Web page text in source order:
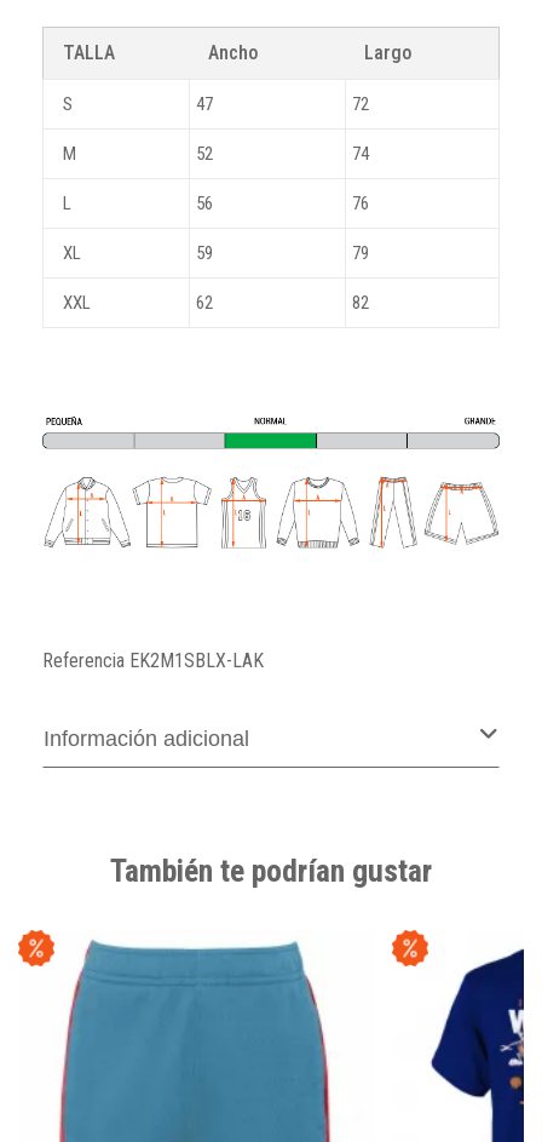
TALLA Ancho Largo
S 47 72
M 52 74
L 56 76
XL 59 79
XXL 62 82
Referencia EK2M1SBLX-LAK
Información adicional
También te podrían gustar